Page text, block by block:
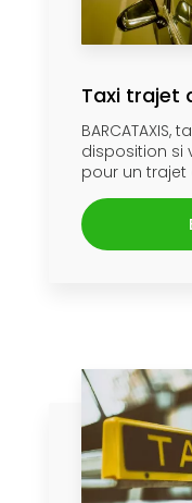
Taxi trajet
disposition si
pour un trajet